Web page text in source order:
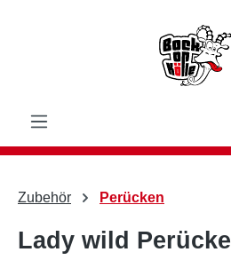
Zubehör Perücken
Lady wild Perücke